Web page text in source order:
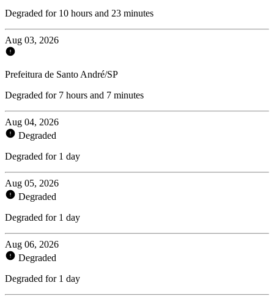
Degraded for 10 hours and 23 minutes
Aug 03, 2026
Prefeitura de Santo André/SP
Degraded for 7 hours and 7 minutes
Aug 04, 2026
Degraded
Degraded for 1 day
Aug 05, 2026
Degraded
Degraded for 1 day
Aug 06, 2026
Degraded
Degraded for 1 day